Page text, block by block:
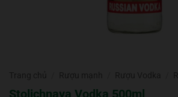
Stolichnaya Vodka 500ml